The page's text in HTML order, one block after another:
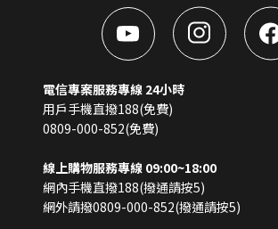
電信專案服務專線 24小時
用戶手機直撥188(免費)
0809-000-852(免費)
線上購物服務專線 09:00~18:00
網內手機直撥188(撥通請按5)
網外請撥0809-000-852(撥通請按5)